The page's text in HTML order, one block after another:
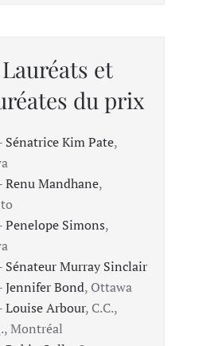
Lauréats et
du prix
Sénatrice Kim Pate,
Renu Mandhane,
Penelope Simons,
Sénateur Murray Sinclair
Jennifer Bond, Ottawa
Louise Arbour, C.C.,
Montréal